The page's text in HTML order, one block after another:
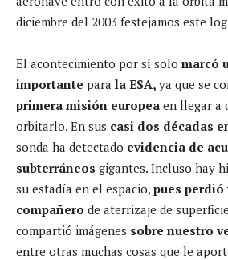
diciembre del 2003 festejamos este
El acontecimiento por sí solo marcó
importante para la ESA, ya que se
primera misión europea en llegar a
orbitarlo. En sus casi dos décadas
sonda ha detectado evidencia de
subterráneos gigantes. Incluso hay
su estadía en el espacio, pues perdió
compañero de aterrizaje de
compartió imágenes sobre nuestro
entre otras muchas cosas que le